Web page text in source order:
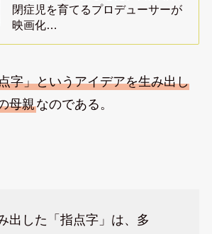
閉症児を育てるプロデューサーが
映画化…
字」というアイデアを生み出し
母親なのである。
出した「指点字」は、多